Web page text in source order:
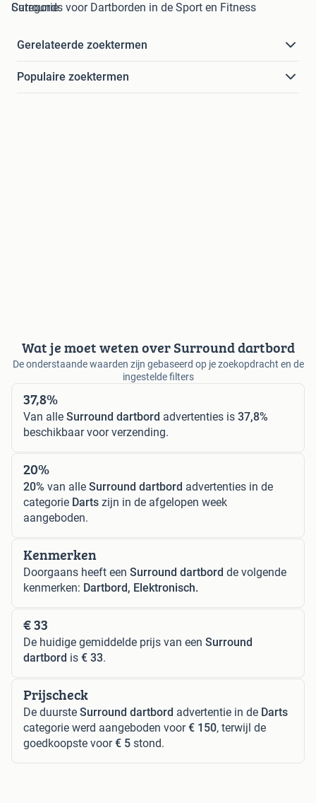
Surrounds voor Dartborden in de Sport en Fitness Categorie
Gerelateerde zoektermen
Populaire zoektermen
Wat je moet weten over Surround dartbord
De onderstaande waarden zijn gebaseerd op je zoekopdracht en de
ingestelde filters
37,8%
Van alle Surround dartbord advertenties is 37,8%
beschikbaar voor verzending.
20%
20% van alle Surround dartbord advertenties in de
categorie Darts zijn in de afgelopen week
aangeboden.
Kenmerken
Doorgaans heeft een Surround dartbord de volgende
kenmerken: Dartbord, Elektronisch.
€ 33
De huidige gemiddelde prijs van een Surround
dartbord is € 33.
Prijscheck
De duurste Surround dartbord advertentie in de Darts
categorie werd aangeboden voor€ 150, terwijl de
goedkoopste voor€ 5 stond.